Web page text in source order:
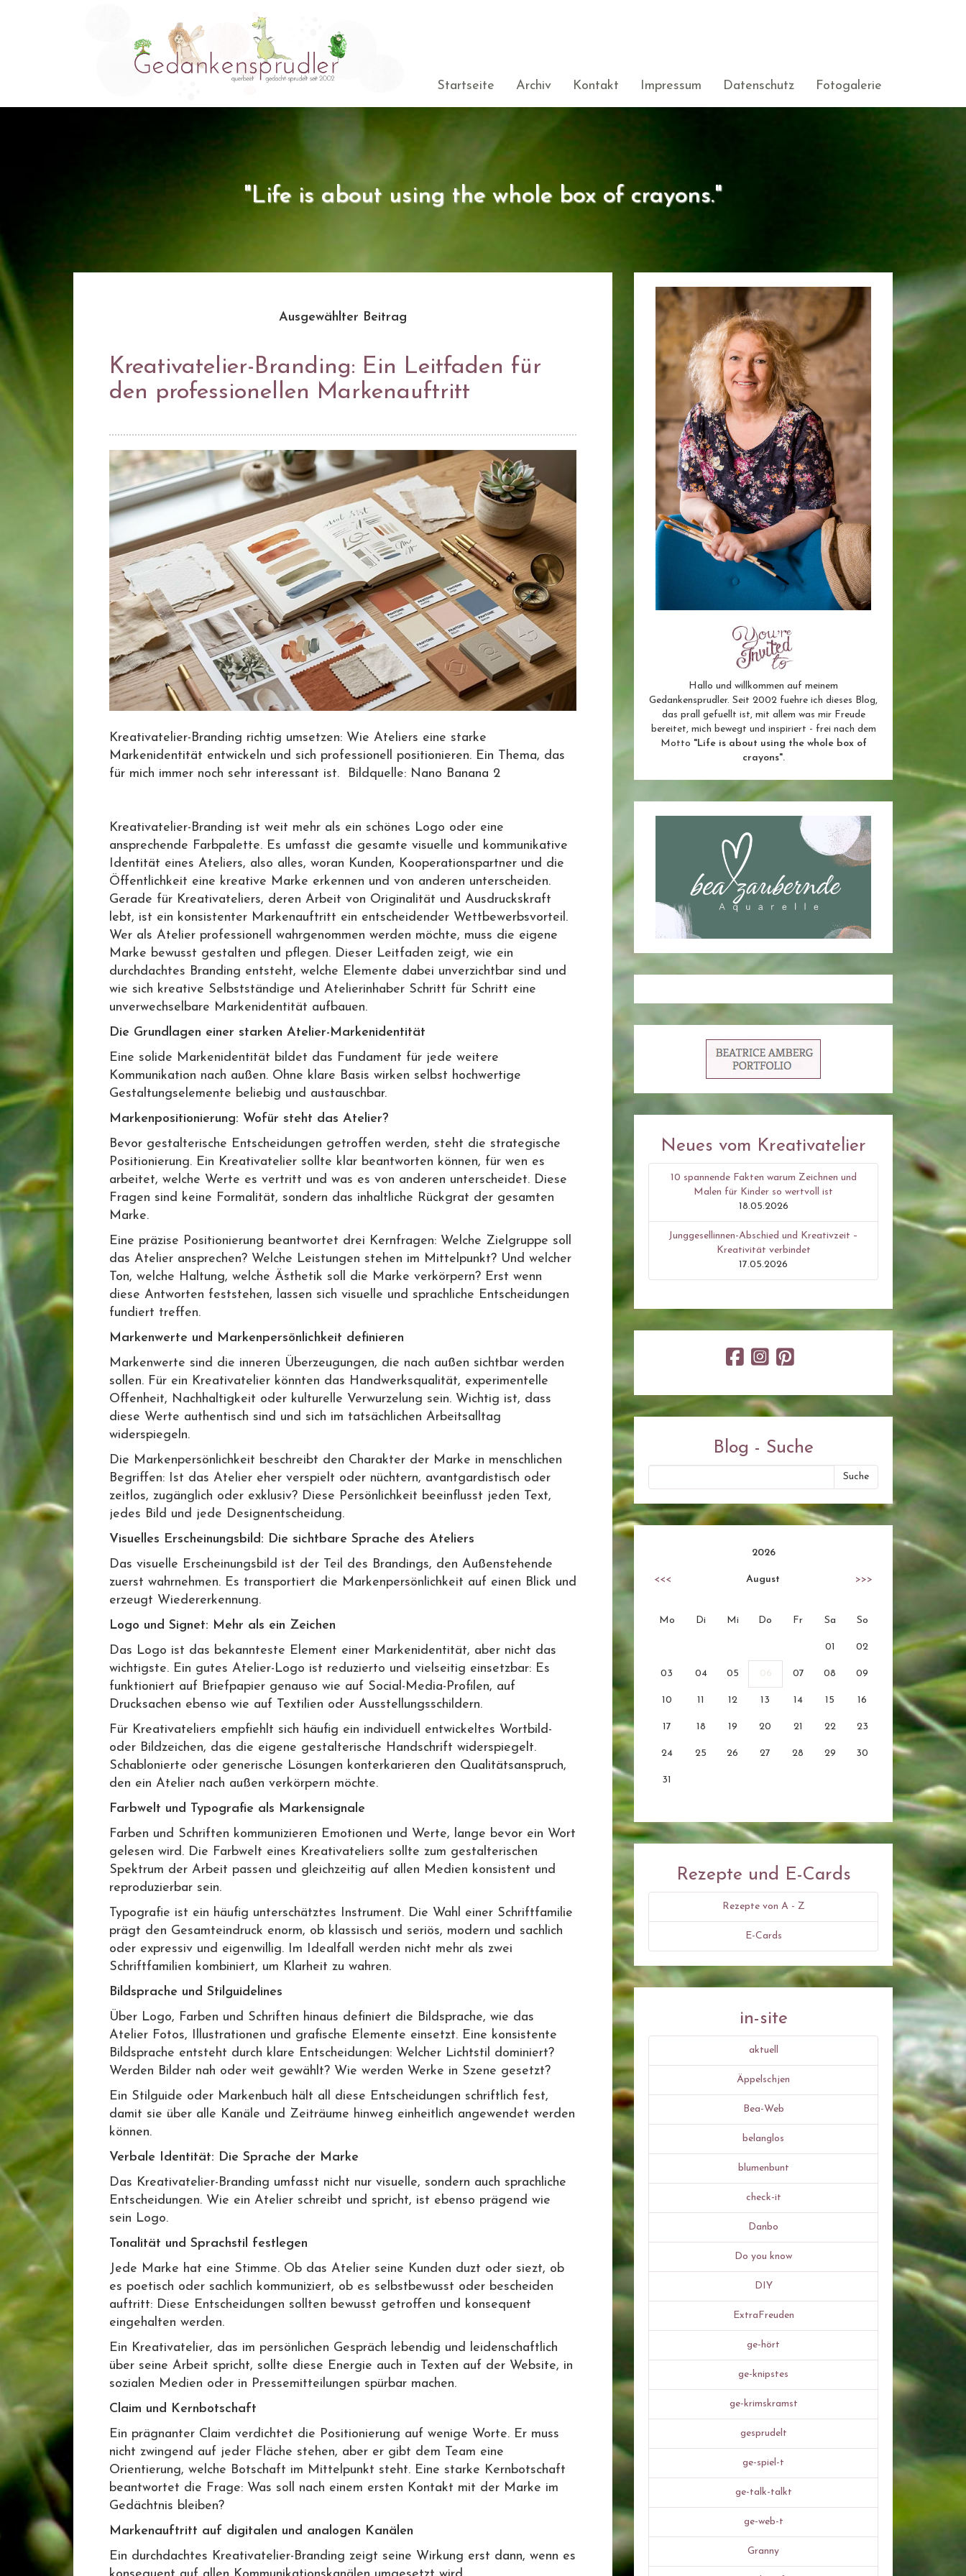
Startseite Archiv Kontakt Impressum Datenschutz Fotogalerie
"Life is about using the whole box of crayons."
Ausgewählter Beitrag
Kreativatelier-Branding: Ein Leitfaden für
den professionellen Markenauftritt
Kreativatelier-Branding richtig umsetzen: Wie Ateliers eine starke
Markenidentität entwickeln und sich professionell positionieren. Ein Thema, das
für mich immer noch sehr interessant ist. Bildquelle: Nano Banana 2
Kreativatelier-Branding ist weit mehr als ein schönes Logo oder eine
ansprechende Farbpalette. Es umfasst die gesamte visuelle und kommunikative
Identität eines Ateliers, also alles, woran Kunden, Kooperationspartner und die
Öffentlichkeit eine kreative Marke erkennen und von anderen unterscheiden.
Gerade für Kreativateliers, deren Arbeit von Originalität und Ausdruckskraft
lebt, ist ein konsistenter Markenauftritt ein entscheidender Wettbewerbsvorteil.
Wer als Atelier professionell wahrgenommen werden möchte, muss die eigene
Marke bewusst gestalten und pflegen. Dieser Leitfaden zeigt, wie ein
durchdachtes Branding entsteht, welche Elemente dabei unverzichtbar sind und
wie sich kreative Selbstständige und Atelierinhaber Schritt für Schritt eine
unverwechselbare Markenidentität aufbauen.
Die Grundlagen einer starken Atelier-Markenidentität
Eine solide Markenidentität bildet das Fundament für jede weitere
Kommunikation nach außen. Ohne klare Basis wirken selbst hochwertige
Gestaltungselemente beliebig und austauschbar.
Markenpositionierung: Wofür steht das Atelier?
Bevor gestalterische Entscheidungen getroffen werden, steht die strategische
Positionierung. Ein Kreativatelier sollte klar beantworten können, für wen es
arbeitet, welche Werte es vertritt und was es von anderen unterscheidet. Diese
Fragen sind keine Formalität, sondern das inhaltliche Rückgrat der gesamten
Marke.
Eine präzise Positionierung beantwortet drei Kernfragen: Welche Zielgruppe soll
das Atelier ansprechen? Welche Leistungen stehen im Mittelpunkt? Und welcher
Ton, welche Haltung, welche Ästhetik soll die Marke verkörpern? Erst wenn
diese Antworten feststehen, lassen sich visuelle und sprachliche Entscheidungen
fundiert treffen.
Markenwerte und Markenpersönlichkeit definieren
Markenwerte sind die inneren Überzeugungen, die nach außen sichtbar werden
sollen. Für ein Kreativatelier könnten das Handwerksqualität, experimentelle
Offenheit, Nachhaltigkeit oder kulturelle Verwurzelung sein. Wichtig ist, dass
diese Werte authentisch sind und sich im tatsächlichen Arbeitsalltag
widerspiegeln.
Die Markenpersönlichkeit beschreibt den Charakter der Marke in menschlichen
Begriffen: Ist das Atelier eher verspielt oder nüchtern, avantgardistisch oder
zeitlos, zugänglich oder exklusiv? Diese Persönlichkeit beeinflusst jeden Text,
jedes Bild und jede Designentscheidung.
Visuelles Erscheinungsbild: Die sichtbare Sprache des Ateliers
Das visuelle Erscheinungsbild ist der Teil des Brandings, den Außenstehende
zuerst wahrnehmen. Es transportiert die Markenpersönlichkeit auf einen Blick und
erzeugt Wiedererkennung.
Logo und Signet: Mehr als ein Zeichen
Das Logo ist das bekannteste Element einer Markenidentität, aber nicht das
wichtigste. Ein gutes Atelier-Logo ist reduzierto und vielseitig einsetzbar: Es
funktioniert auf Briefpapier genauso wie auf Social-Media-Profilen, auf
Drucksachen ebenso wie auf Textilien oder Ausstellungsschildern.
Für Kreativateliers empfiehlt sich häufig ein individuell entwickeltes Wortbild-
oder Bildzeichen, das die eigene gestalterische Handschrift widerspiegelt.
Schablonierte oder generische Lösungen konterkarieren den Qualitätsanspruch,
den ein Atelier nach außen verkörpern möchte.
Farbwelt und Typografie als Markensignale
Farben und Schriften kommunizieren Emotionen und Werte, lange bevor ein Wort
gelesen wird. Die Farbwelt eines Kreativateliers sollte zum gestalterischen
Spektrum der Arbeit passen und gleichzeitig auf allen Medien konsistent und
reproduzierbar sein.
Typografie ist ein häufig unterschätztes Instrument. Die Wahl einer Schriftfamilie
prägt den Gesamteindruck enorm, ob klassisch und seriös, modern und sachlich
oder expressiv und eigenwillig. Im Idealfall werden nicht mehr als zwei
Schriftfamilien kombiniert, um Klarheit zu wahren.
Bildsprache und Stilguidelines
Über Logo, Farben und Schriften hinaus definiert die Bildsprache, wie das
Atelier Fotos, Illustrationen und grafische Elemente einsetzt. Eine konsistente
Bildsprache entsteht durch klare Entscheidungen: Welcher Lichtstil dominiert?
Werden Bilder nah oder weit gewählt? Wie werden Werke in Szene gesetzt?
Ein Stilguide oder Markenbuch hält all diese Entscheidungen schriftlich fest,
damit sie über alle Kanäle und Zeiträume hinweg einheitlich angewendet werden
können.
Verbale Identität: Die Sprache der Marke
Das Kreativatelier-Branding umfasst nicht nur visuelle, sondern auch sprachliche
Entscheidungen. Wie ein Atelier schreibt und spricht, ist ebenso prägend wie
sein Logo.
Tonalität und Sprachstil festlegen
Jede Marke hat eine Stimme. Ob das Atelier seine Kunden duzt oder siezt, ob
es poetisch oder sachlich kommuniziert, ob es selbstbewusst oder bescheiden
auftritt: Diese Entscheidungen sollten bewusst getroffen und konsequent
eingehalten werden.
Ein Kreativatelier, das im persönlichen Gespräch lebendig und leidenschaftlich
über seine Arbeit spricht, sollte diese Energie auch in Texten auf der Website, in
sozialen Medien oder in Pressemitteilungen spürbar machen.
Claim und Kernbotschaft
Ein prägnanter Claim verdichtet die Positionierung auf wenige Worte. Er muss
nicht zwingend auf jeder Fläche stehen, aber er gibt dem Team eine
Orientierung, welche Botschaft im Mittelpunkt steht. Eine starke Kernbotschaft
beantwortet die Frage: Was soll nach einem ersten Kontakt mit der Marke im
Gedächtnis bleiben?
Markenauftritt auf digitalen und analogen Kanälen
Ein durchdachtes Kreativatelier-Branding zeigt seine Wirkung erst dann, wenn es
Hallo und willkommen auf meinem
Gedankensprudler. Seit 2002 fuehre ich dieses Blog,
das prall gefuellt ist, mit allem was mir Freude
bereitet, mich bewegt und inspiriert - frei nach dem
Motto "Life is about using the whole box of
crayons".
Neues vom Kreativatelier
10 spannende Fakten warum Zeichnen und
Malen für Kinder so wertvoll ist
18.05.2026
Junggesellinnen-Abschied und Kreativzeit –
Kreativität verbindet
17.05.2026
Blog - Suche
2026
<<< August >>>
Mo Di Mi Do Fr Sa So
01 02
03 04 05 06 07 08 09
10 11 12 13 14 15 16
17 18 19 20 21 22 23
24 25 26 27 28 29 30
31
Rezepte und E-Cards
Rezepte von A - Z
E-Cards
in-site
aktuell
Äppelschjen
Bea-Web
belanglos
blumenbunt
check-it
Danbo
Do you know
DIY
ExtraFreuden
ge-hört
ge-knipstes
ge-krimskramst
gesprudelt
ge-spiel-t
ge-talk-talkt
ge-web-t
Granny